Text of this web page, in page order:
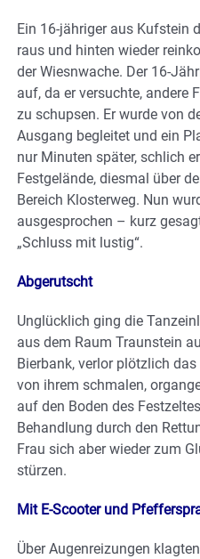
Ein 16-jähriger aus Kufstein
raus und hinten wieder
der Wiesnwache. Der 16-
auf, da er versuchte, andere
zu schupsen. Er wurde von
Ausgang begleitet und ein
nur Minuten später, schlich
Festgelände, diesmal über
Bereich Klosterweg. Nun
ausgesprochen – kurz
„Schluss mit lustig“.
Abgerutscht
Unglücklich ging die
aus dem Raum Traunstein
Bierbank, verlor plötzlich
von ihrem schmalen,
auf den Boden des
Behandlung durch den
Frau sich aber wieder zum
stürzen.
Mit E-Scooter und
Über Augenreizungen